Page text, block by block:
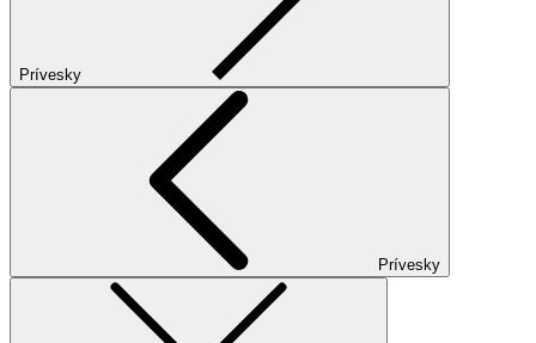
Prívesky
Prívesky